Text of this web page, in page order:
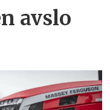
avslo